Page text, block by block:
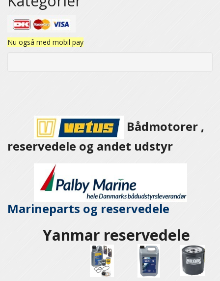
Nu også med mobil pay
Bådmotorer ,
reservedele og andet udstyr
Marineparts og reservedele
Yanmar reservedele